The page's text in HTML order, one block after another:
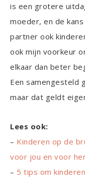
is een grotere
moeder, en de
partner ook
ook mijn voorkeur
elkaar dan beter
Een samengesteld
maar dat geldt
Lees ook:
– Kinderen op de
voor jou en voor
– 5 tips om